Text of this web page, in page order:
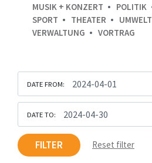
MUSIK + KONZERT
POLITIK
SPORT
THEATER UMWELT
VERWALTUNG
VORTRAG
DATE FROM:
DATE TO:
FILTER Reset filter